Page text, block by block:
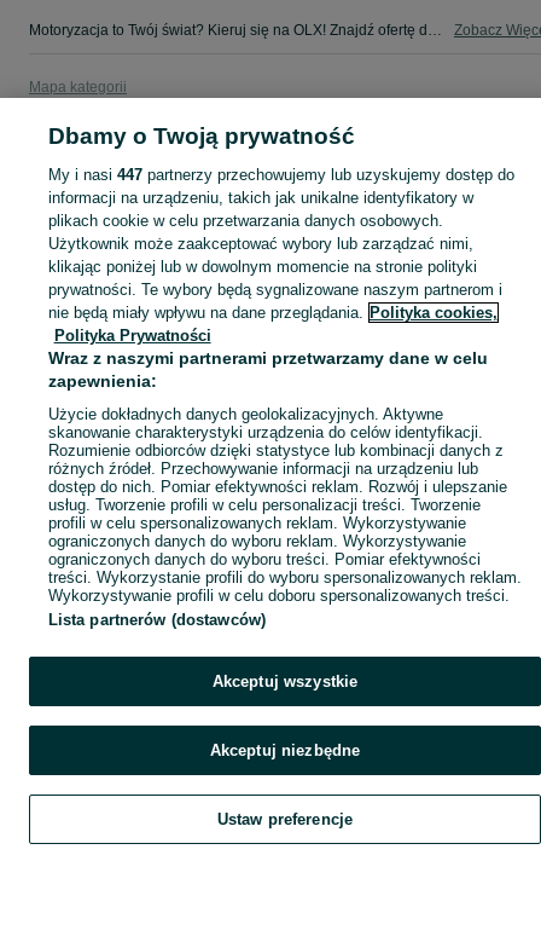
Motoryzacja to Twój świat? Kieruj się na OLX! Znajdź ofertę dla siebie w kategorii Motoryzacja na OLX - Przystajń i okolice! Zobacz
Mapa kategorii
Mapa ministron
Popularne wyszukiwania
Szukaj Obserwujesz Dodaj Czat Konto
Dbamy o Twoją prywatność
My i nasi 447partnerzy przechowujemy lub uzyskujemy dostęp do
informacji na urządzeniu, takich jak unikalne identyfikatory w
plikach cookie w celu przetwarzania danych osobowych.
Użytkownik może zaakceptować wybory lub zarządzać nimi,
klikając poniżej lub w dowolnym momencie na stronie polityki
prywatności. Te wybory będą sygnalizowane naszym partnerom i
nie będą miały wpływu na dane przeglądania. Polityka cookies,
Polityka Prywatności
Wraz z naszymi partnerami przetwarzamy dane w celu
zapewnienia:
Użycie dokładnych danych geolokalizacyjnych. Aktywne
skanowanie charakterystyki urządzenia do celów identyfikacji.
Rozumienie odbiorców dzięki statystyce lub kombinacji danych z
różnych źródeł. Przechowywanie informacji na urządzeniu lub
dostęp do nich. Pomiar efektywności reklam. Rozwój i ulepszanie
usług. Tworzenie profili w celu personalizacji treści. Tworzenie
profili w celu spersonalizowanych reklam. Wykorzystywanie
ograniczonych danych do wyboru reklam. Wykorzystywanie
ograniczonych danych do wyboru treści. Pomiar efektywności
treści. Wykorzystanie profili do wyboru spersonalizowanych reklam.
Wykorzystywanie profili w celu doboru spersonalizowanych treści.
Lista partnerów (dostawców)
Akceptuj wszystkie
Akceptuj niezbędne
Ustaw preferencje